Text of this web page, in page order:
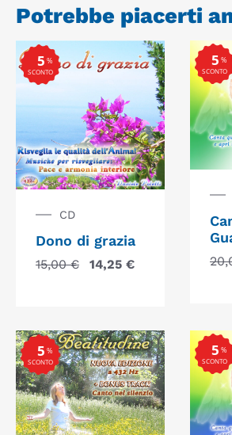
Potrebbe piacerti
CD
Dono di grazia
15,00€ 14,25 €
%
SCONTO
5 %
SCONTO
5
%
SCONTO
5 %
SCONTO
5